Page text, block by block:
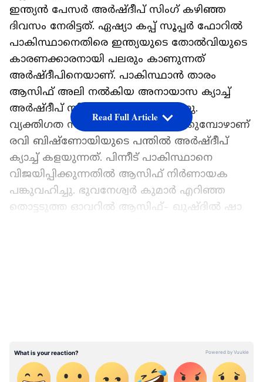
ഇന്ത്യന്‍ പേസര്‍ അര്‍ഷ്ദീപ് സിംഗ് കഴിഞ്ഞ
ദിവസം നേരിട്ടത്. ഏഷ്യാ കപ്പ് സൂപ്പര്‍ ഫോറില്‍
പാകിസ്ഥാനെതിരെ ഇന്ത്യയുടെ തോല്‍വിയുടെ
കാരണക്കാരനായി പലരും കാണുന്നത്
അര്‍ഷ്ദീപിനെയാണ്. പാകിസ്ഥാന്‍ താരം
ആസിഫ് അലി നല്‍കിയ അനായാസ ക്യാച്ച്
അര്‍ഷ്ദീപ് സിംഗ് വിട്ടുകളഞ്ഞിരുന്നു.
വ്യക്തിഗത സ്‌കോര്‍ രണ്ടില്‍ നില്‍ക്കുമ്പോഴാണ്
രവി ബിഷ്‌ണോയിയുടെ പന്തില്‍ അര്‍ഷ്ദീപ്
ക്യാച്ച് കളയുന്നത്. പിന്നീട് പാകിസ്ഥാനെ
വിജയിപ്പിക്കുന്നതില്‍ ആസിഫ് നിര്‍ണായക
പങ്കുവഹിച്ചു. ഭുവനേശ്വര്‍ കുമാര്‍ എറിഞ്ഞ
തൊട്ടടുത്ത ഓവറില്‍ ആസിഫ്- ഖുഷ്ദില്‍ ഷാ
മുന്‍ ഇന്ത്യന്‍ ഹര്‍ഭജന്‍ സിംഗ് എന്നിവരെല്ലാം
അര്‍ഷ്ദീപിന് പിന്തുണയുമായി എത്തിയിരുന്നു.
Read Full Article